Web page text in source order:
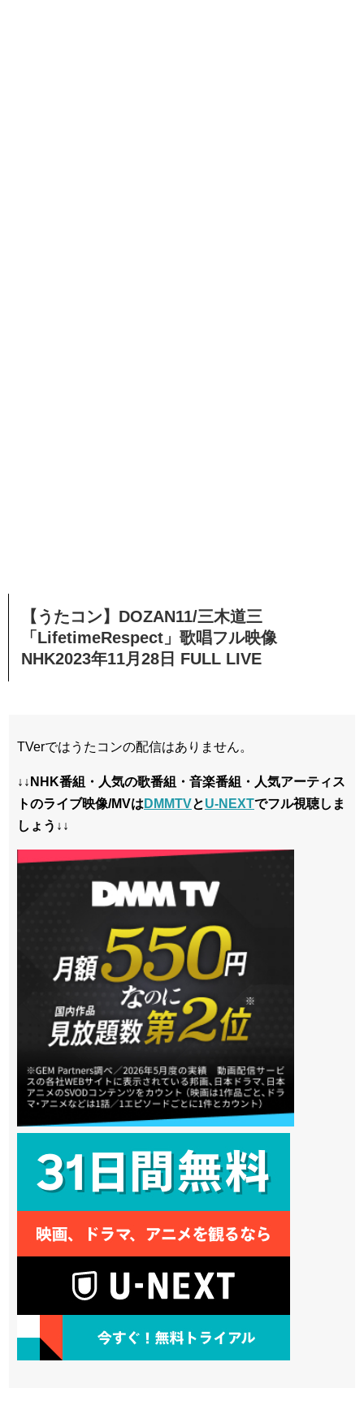
【うたコン】DOZAN11/三木道三
「LifetimeRespect」歌唱フル映像
NHK2023年11月28日 FULL LIVE
TVerではうたコンの配信はありません。
↓↓NHK番組・人気の歌番組・音楽番組・人気アーティス
トのライブ映像/MVは DMMTVとU-NEXTでフル視聴しま
しょう↓↓